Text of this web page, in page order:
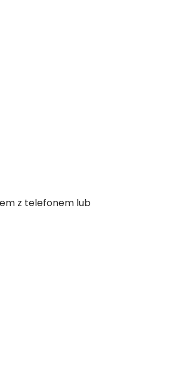
z telefonem lub